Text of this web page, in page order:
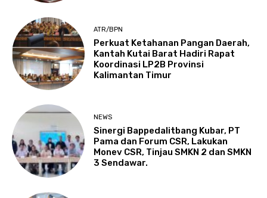
ATR/BPN
Perkuat Ketahanan Pangan Daerah,
Kantah Kutai Barat Hadiri Rapat
Koordinasi LP2B Provinsi
Kalimantan Timur
NEWS
Sinergi Bappedalitbang Kubar, PT
Pama dan Forum CSR, Lakukan
Monev CSR, Tinjau SMKN 2 dan SMKN
3 Sendawar.